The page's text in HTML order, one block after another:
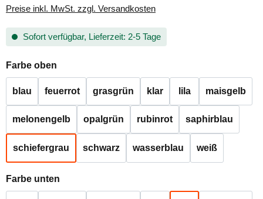
Preise inkl. MwSt. zzgl. Versandkosten
Sofort verfügbar, Lieferzeit: 2-5 Tage
Farbe oben
blau feuerrot grasgrün klar lila maisgelb
melonengelb opalgrün rubinrot saphirblau
schiefergrau schwarz wasserblau weiß
Farbe unten